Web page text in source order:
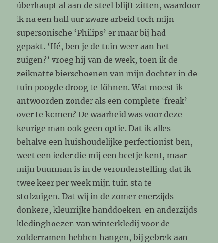
überhaupt al aan de steel blijft zitten, waardoor
ik na een half uur zware arbeid toch mijn
supersonische ‘Philips’ er maar bij had
gepakt. ‘Hé, ben je de tuin weer aan het
zuigen?’ vroeg hij van de week, toen ik de
zeiknatte bierschoenen van mijn dochter in de
tuin poogde droog te föhnen. Wat moest ik
antwoorden zonder als een complete ‘freak’
over te komen? De waarheid was voor deze
keurige man ook geen optie. Dat ik alles
behalve een huishoudelijke perfectionist ben,
weet een ieder die mij een beetje kent, maar
mijn buurman is in de veronderstelling dat ik
twee keer per week mijn tuin sta te
stofzuigen. Dat wij in de zomer enerzijds
donkere, kleurrijke handdoeken en anderzijds
kledinghoezen van winterkledij voor de
zolderramen hebben hangen, bij gebrek aan